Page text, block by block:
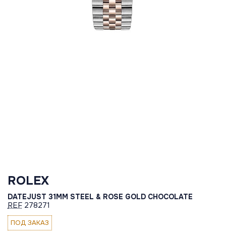
ROLEX
DATEJUST 31MM STEEL & ROSE GOLD CHOCOLATE
REF 278271
ПОД ЗАКАЗ